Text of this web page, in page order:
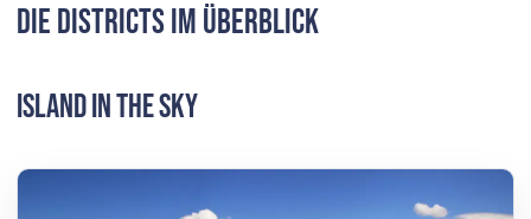
Die Districts im Überblick
Island in the Sky